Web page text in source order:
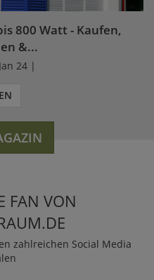
800 Watt - Kaufen,
&...
24 |
FAN VON
zahlreichen Social Media